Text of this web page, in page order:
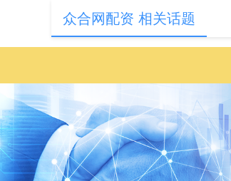
众合网配资 相关话题